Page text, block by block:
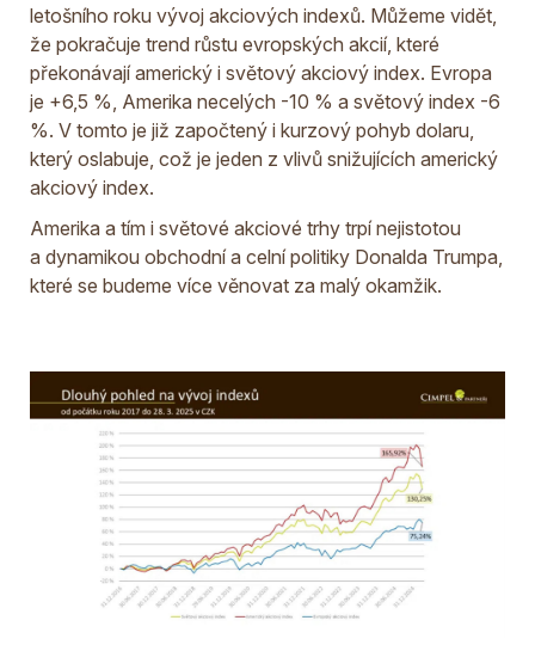
letošního roku vývoj akciových indexů. Můžeme vidět,
že pokračuje trend růstu evropských akcií, které
překonávají americký i světový akciový index. Evropa
je +6,5 %, Amerika necelých -10 % a světový index -6
%. V tomto je již započtený i kurzový pohyb dolaru,
který oslabuje, což je jeden z vlivů snižujících americký
akciový index.
Amerika a tím i světové akciové trhy trpí nejistotou
a dynamikou obchodní a celní politiky Donalda Trumpa,
které se budeme více věnovat za malý okamžik.